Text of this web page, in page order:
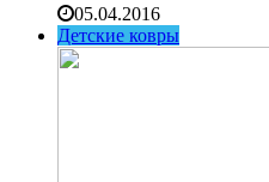
05.04.2016
Детские ковры